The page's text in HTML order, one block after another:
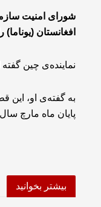
شورای امنیت
افغانستان
نماینده‌ی چین
به گفته‌ی او، این
پایان ماه مارچ
بیشتر بخوانید